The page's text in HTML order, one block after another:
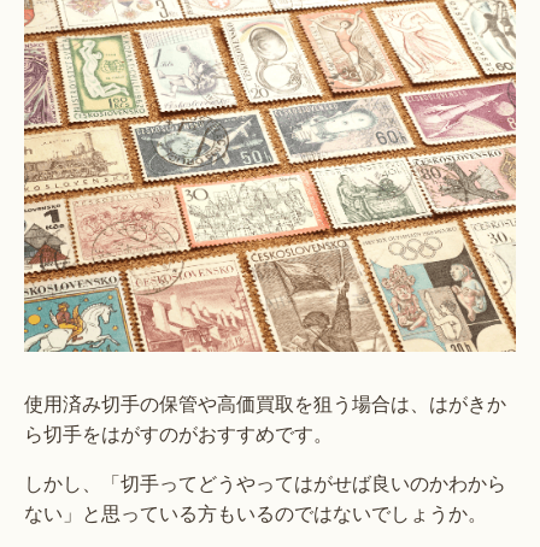
使用済み切手の保管や高価買取を狙う場合は、はがきか
ら切手をはがすのがおすすめです。
しかし、「切手ってどうやってはがせば良いのかわから
ない」と思っている方もいるのではないでしょうか。